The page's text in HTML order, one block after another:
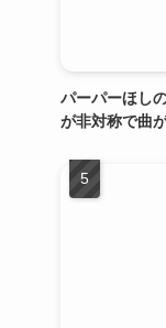
パーパーほし
が非対称で曲